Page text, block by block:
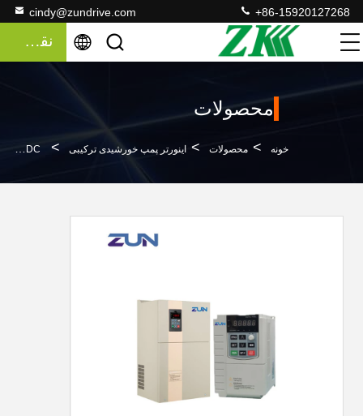
cindy@zundrive.com +86-15920127268
نقل قول
محصولات
خونه > محصولات > اینورتر پمپ خورشیدی ترکیبی > Off Grid 30kw Hybrid Inverter MPPT 250VDC To 800VDC ولتاژ ورودی